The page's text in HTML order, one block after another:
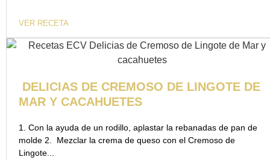
VER RECETA
DELICIAS DE CREMOSO DE LINGOTE DE
MAR Y CACAHUETES
1. Con la ayuda de un rodillo, aplastar la rebanadas de pan de
molde 2. Mezclar la crema de queso con el Cremoso de
Lingote...